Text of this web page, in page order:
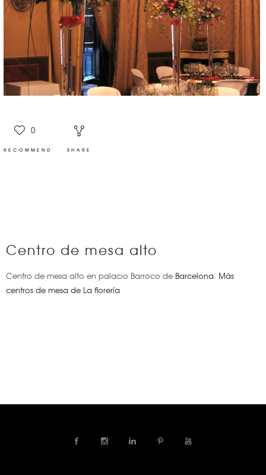
0
RECOMMEND SHARE
Centro de mesa alto
Centro de mesa alto en palacio Barroco de Barcelona. Más
centros de mesa de La florería